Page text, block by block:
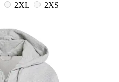
2XL
2XS